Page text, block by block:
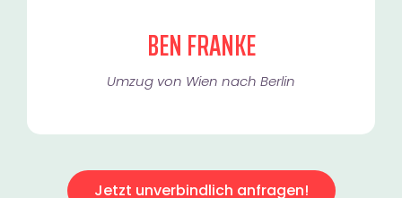
BEN FRANKE
Umzug von Wien nach Berlin
Jetzt unverbindlich anfragen!